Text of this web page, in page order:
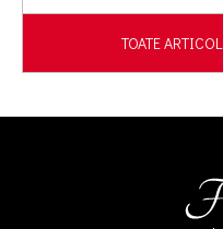
TOATE